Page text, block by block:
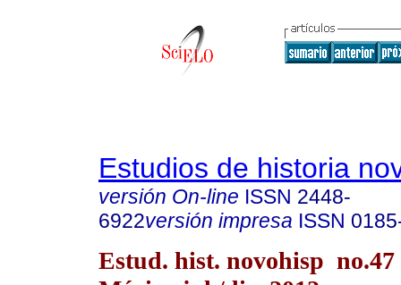
Estudios de historia
versión On-line ISSN 2448-
6922versión impresa ISSN
Estud. hist. novohisp